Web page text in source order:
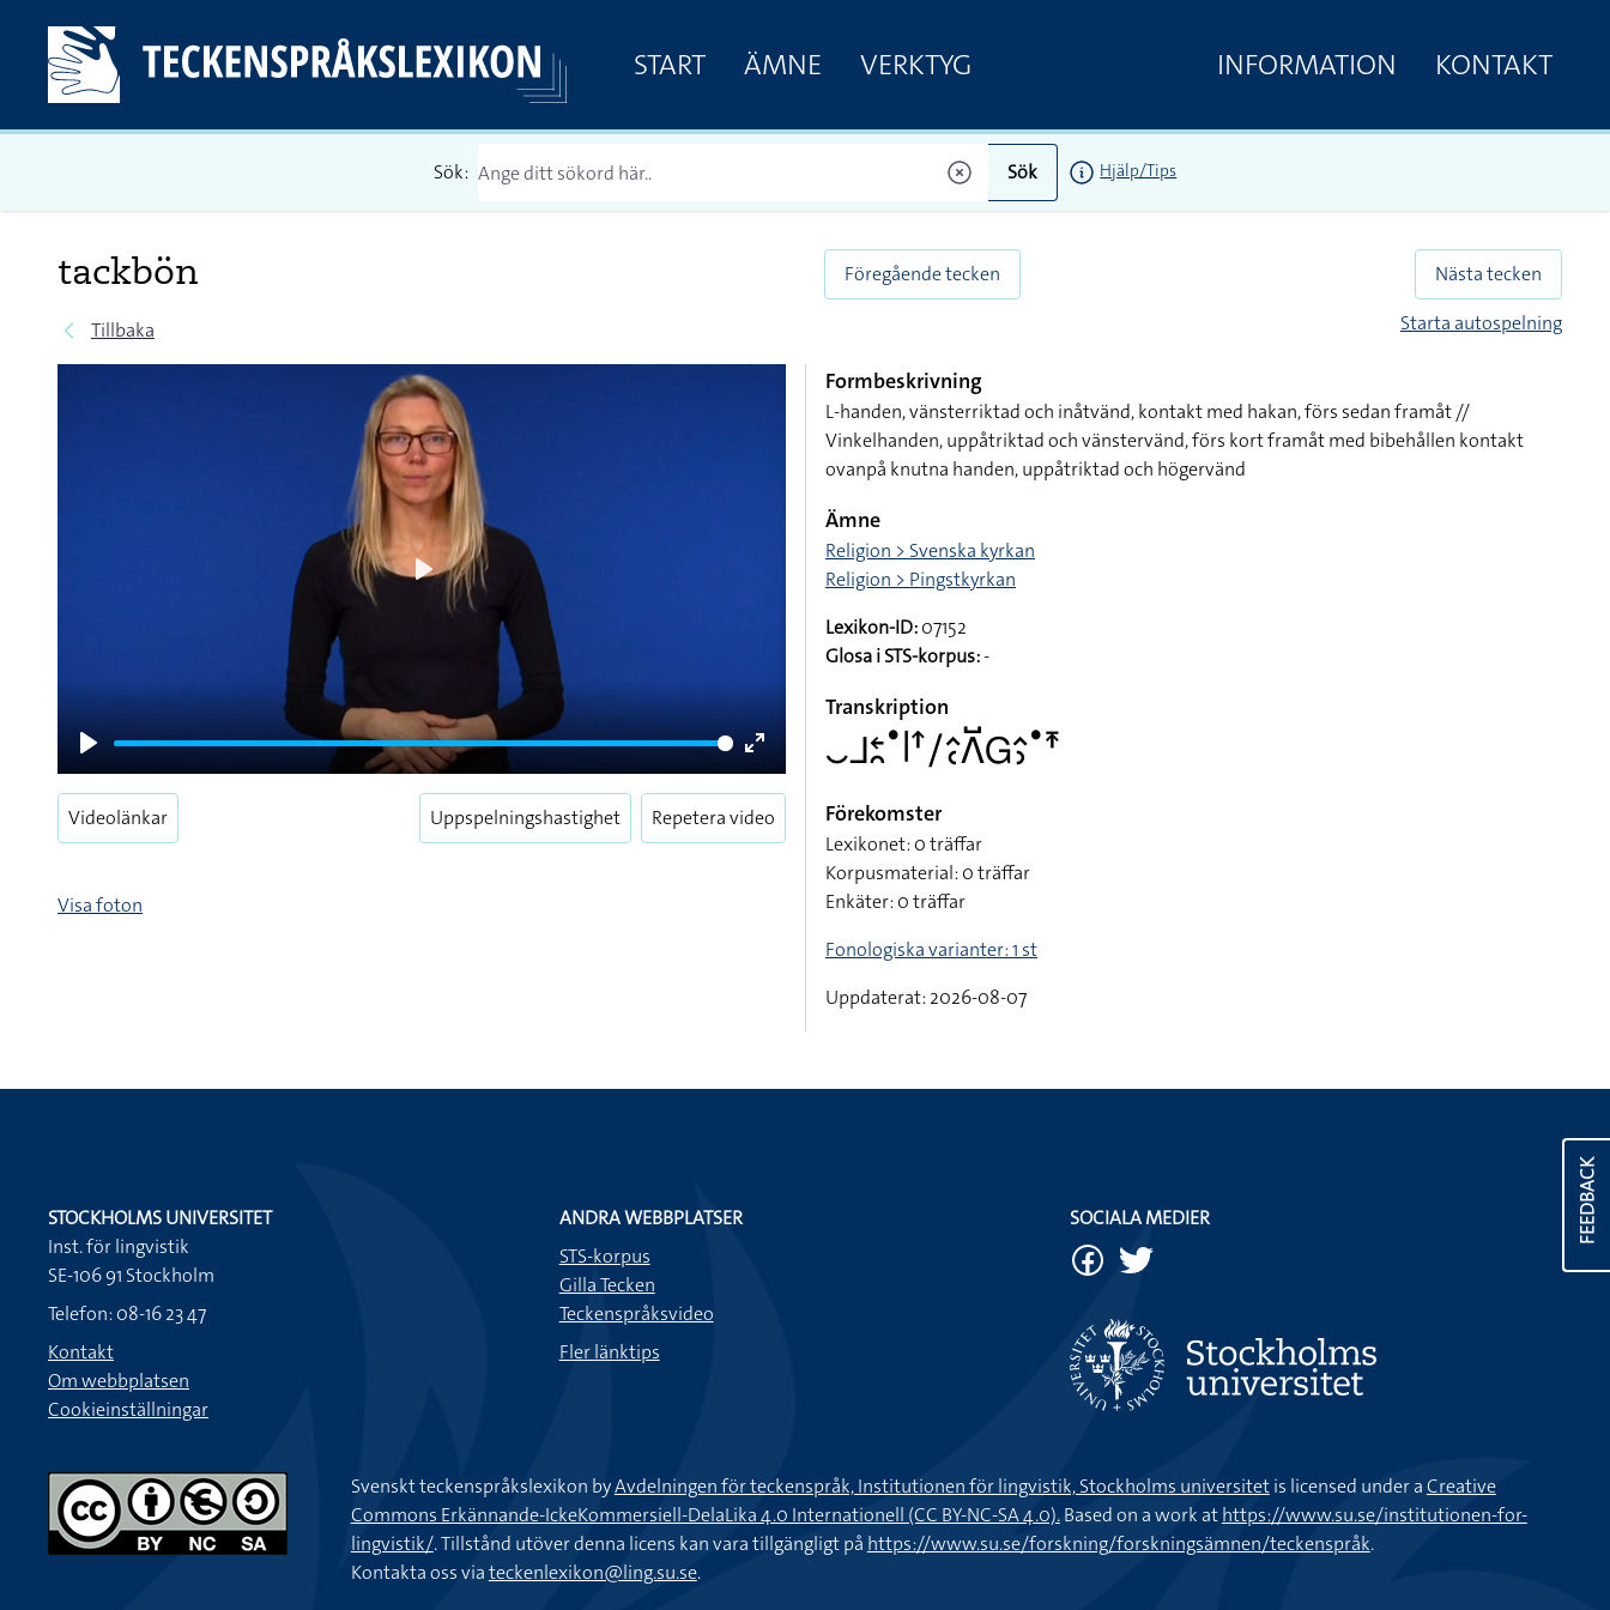
START ÄMNE VERKTYG INFORMATION KONTAKT
Sök: Sök Hjälp/Tips
tackbön
Tillbaka
Föregående tecken
Nästa tecken
Starta autospelning
Play
Enter
fullscreen
Play
Videolänkar Uppspelningshastighet Repetera video
Visa foton
Formbeskrivning
L-handen, vänsterriktad och inåtvänd, kontakt med hakan, förs sedan framåt //
Vinkelhanden, uppåtriktad och vänstervänd, förs kort framåt med bibehållen kontakt
ovanpå knutna handen, uppåtriktad och högervänd
Ämne
Religion > Svenska kyrkan
Religion > Pingstkyrkan
Lexikon-ID:07152
Glosa i STS-korpus:-
Transkription
􌤛􌤨􌥓􌥘􌤟􌥼􌦃􌥠􌤵􌥗􌤣􌤹􌤦􌤵􌤶􌤟􌥵
Förekomster
Lexikonet: 0 träffar
Korpusmaterial: 0 träffar
Enkäter: 0 träffar
Fonologiska varianter: 1 st
Uppdaterat: 2026-08-07
FEEDBACK
STOCKHOLMS UNIVERSITET
Inst. för lingvistik
SE-106 91 Stockholm
Telefon: 08-16 23 47
Kontakt
Om webbplatsen
Cookieinställningar
ANDRA WEBBPLATSER
STS-korpus
Gilla Tecken
Teckenspråksvideo
Fler länktips
SOCIALA MEDIER
Svenskt teckenspråkslexikon byAvdelningen för teckenspråk, Institutionen för lingvistik, Stockholms universitetis licensed under aCreative
Commons Erkännande-IckeKommersiell-DelaLika 4.0 Internationell (CC BY-NC-SA 4.0).Based on a work athttps://www.su.se/institutionen-for-
lingvistik/. Tillstånd utöver denna licens kan vara tillgängligt på https://www.su.se/forskning/forskningsämnen/teckenspråk.
Kontakta oss viateckenlexikon@ling.su.se.